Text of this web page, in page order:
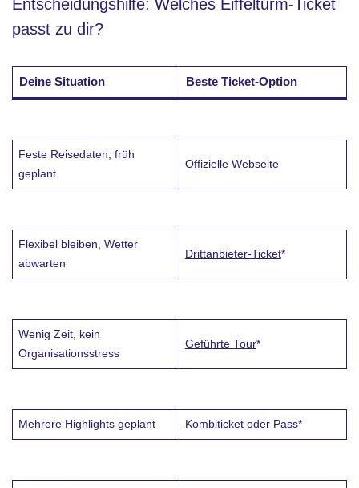
Entscheidungshilfe: Welches Eiffelturm-Ticket
passt zu dir?
Deine Situation Beste Ticket-Option
Feste Reisedaten, früh
geplant
Offizielle Webseite
Flexibel bleiben, Wetter
abwarten
Drittanbieter-Ticket*
Wenig Zeit, kein
Organisationsstress
Geführte Tour*
Mehrere Highlights geplant Kombiticket oder Pass*